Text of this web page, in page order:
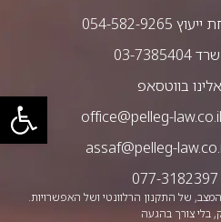
פתח
582-9265
בווטסאפ
office@pelleg-law.co.il
assaf@pelleg-
של התקנון הרלוונטי ושל האפשרויות.
בלי צורך בהגעה